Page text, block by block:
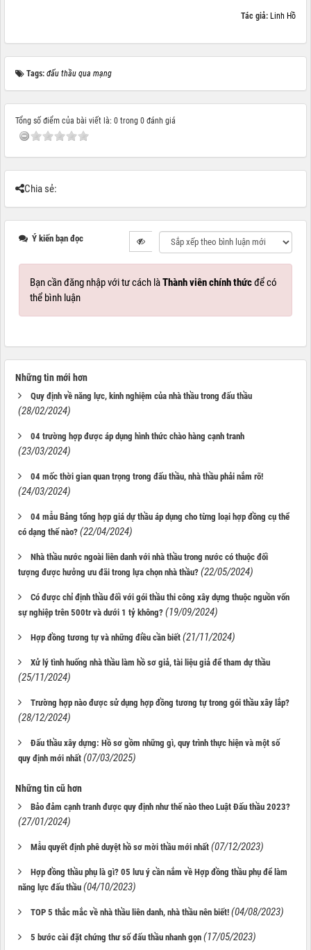
Tác giả: Linh Hồ
Tags: đấu thầu qua mạng
Tổng số điểm của bài viết là: 0 trong 0 đánh giá
Chia sẻ:
Ý kiến bạn đọc
Bạn cần đăng nhập với tư cách làThành viên chính thứcđể có
thể bình luận
Những tin mới hơn
Quy định về năng lực, kinh nghiệm của nhà thầu trong đấu thầu
(28/02/2024)
04 trường hợp được áp dụng hình thức chào hàng cạnh tranh
(23/03/2024)
04 mốc thời gian quan trọng trong đấu thầu, nhà thầu phải nắm rõ!
(24/03/2024)
04 mẫu Bảng tổng hợp giá dự thầu áp dụng cho từng loại hợp đồng cụ thể
có dạng thế nào? (22/04/2024)
Nhà thầu nước ngoài liên danh với nhà thầu trong nước có thuộc đối
tượng được hưởng ưu đãi trong lựa chọn nhà thầu? (22/05/2024)
Có được chỉ định thầu đối với gói thầu thi công xây dựng thuộc nguồn vốn
sự nghiệp trên 500tr và dưới 1 tỷ không? (19/09/2024)
Hợp đồng tương tự và những điều cần biết (21/11/2024)
Xử lý tình huống nhà thầu làm hồ sơ giả, tài liệu giả để tham dự thầu
(25/11/2024)
Trường hợp nào được sử dụng hợp đồng tương tự trong gói thầu xây lắp?
(28/12/2024)
Đấu thầu xây dựng: Hồ sơ gồm những gì, quy trình thực hiện và một số
quy định mới nhất (07/03/2025)
Những tin cũ hơn
Bảo đảm cạnh tranh được quy định như thế nào theo Luật Đấu thầu 2023?
(27/01/2024)
Mẫu quyết định phê duyệt hồ sơ mời thầu mới nhất (07/12/2023)
Hợp đồng thầu phụ là gì? 05 lưu ý cần nắm về Hợp đồng thầu phụ để làm
năng lực đấu thầu (04/10/2023)
TOP 5 thắc mắc về nhà thầu liên danh, nhà thầu nên biết! (04/08/2023)
5 bước cài đặt chứng thư số đấu thầu nhanh gọn (17/05/2023)